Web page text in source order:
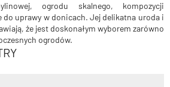
ogrodu skalnego, kompozycji
do uprawy w donicach. Jej delikatna uroda i
że jest doskonałym wyborem zarówno
ogrodów.